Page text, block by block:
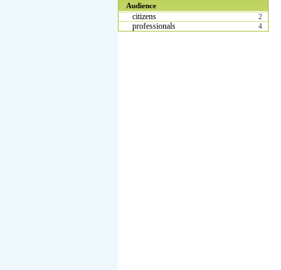
Audience
citizens 2
professionals 4